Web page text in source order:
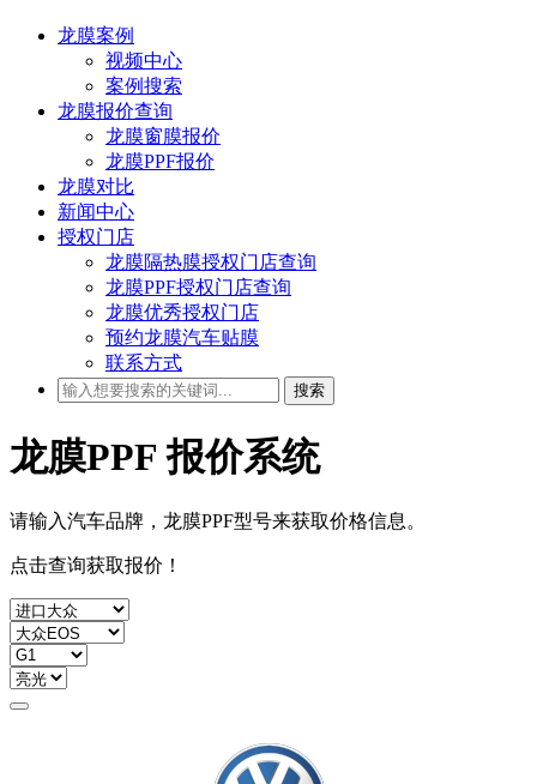
龙膜案例
视频中心
案例搜索
龙膜报价查询
龙膜窗膜报价
龙膜PPF报价
龙膜对比
新闻中心
授权门店
龙膜隔热膜授权门店查询
龙膜PPF授权门店查询
龙膜优秀授权门店
预约龙膜汽车贴膜
联系方式
搜索
龙膜PPF报价系统
请输入汽车品牌，龙膜PPF型号来获取价格信息。
点击查询获取报价！